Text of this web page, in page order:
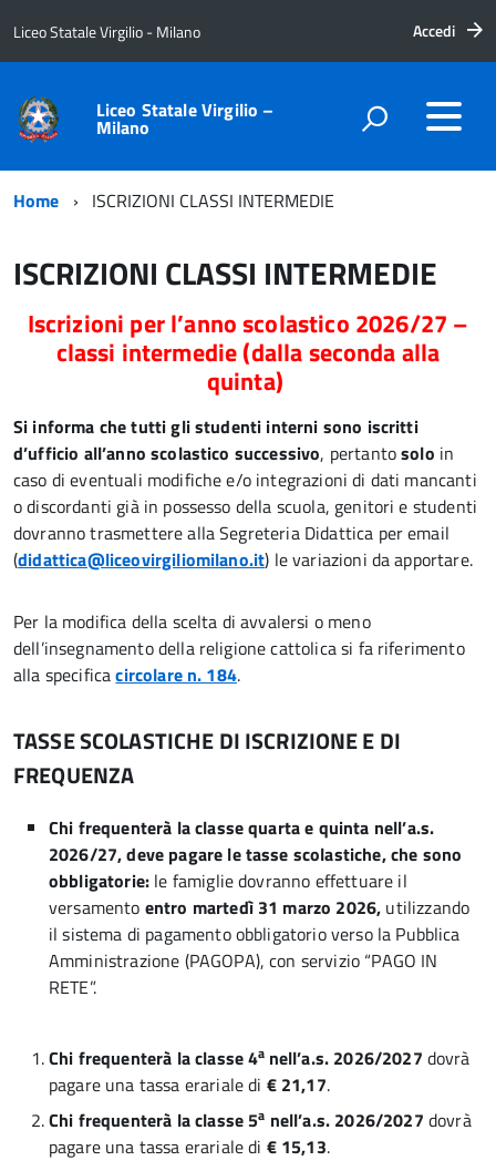
Liceo Statale Virgilio - Milano Accedi
Liceo Statale Virgilio –
Milano
Home ISCRIZIONI CLASSI INTERMEDIE
ISCRIZIONI CLASSI INTERMEDIE
Iscrizioni per l’anno scolastico 2026/27 –
classi intermedie (dalla seconda alla
quinta)
Si informa che tutti gli studenti interni sono iscritti
d’ufficio all’anno scolastico successivo, pertantosolo in
caso di eventuali modifiche e/o integrazioni di dati mancanti
o discordanti già in possesso della scuola, genitori e studenti
dovranno trasmettere alla Segreteria Didattica per email
(didattica@liceovirgiliomilano.it) le variazioni da apportare.
Per la modifica della scelta di avvalersi o meno
dell’insegnamento della religione cattolica si fa riferimento
alla specificacircolare n. 184.
TASSE SCOLASTICHE DI ISCRIZIONE E DI
FREQUENZA
Chi frequenterà la classe quarta e quinta nell’a.s.
2026/27, deve pagare letasse scolastiche, che sono
obbligatorie: le famiglie dovranno effettuare il
versamento entro martedì 31 marzo 2026, utilizzando
il sistema di pagamento obbligatorio verso la Pubblica
Amministrazione (PAGOPA), con servizio “PAGO IN
RETE”.
Chi frequenterà la classe 4a nell’a.s. 2026/2027 dovrà
pagare una tassa erariale di € 21,17.
Chi frequenterà la classe 5a nell’a.s. 2026/2027 dovrà
pagare una tassa erariale di € 15,13.